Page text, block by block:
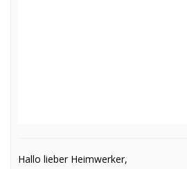
Hallo lieber Heimwerker,